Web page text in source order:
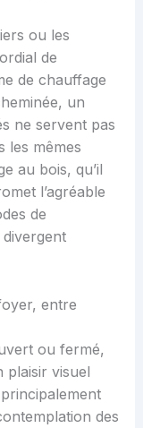
ou les
de
de chauffage
un
ne servent pas
les mêmes
au bois, qu’il
l’agréable
de
entre
ou fermé,
plaisir visuel
des